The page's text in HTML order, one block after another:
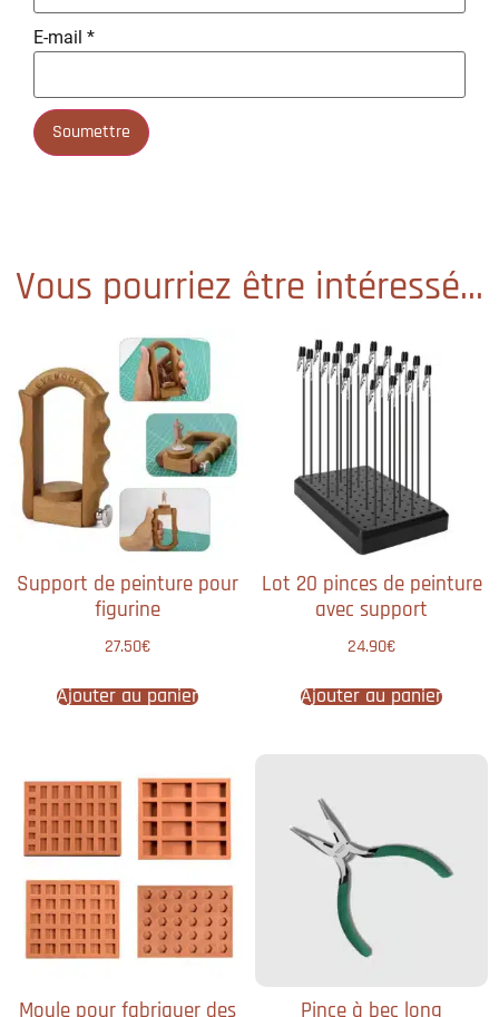
E-mail *
Vous pourriez être intéressé...
Support de peinture pour
figurine
27.50€
Ajouter au panier
Lot 20 pinces de peinture
avec support
24.90€
Ajouter au panier
Moule pour fabriquer des
Pince à bec long